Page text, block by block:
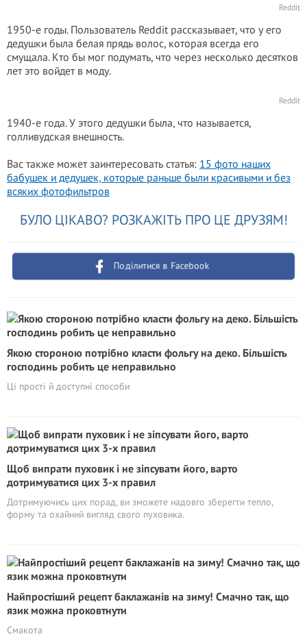
Reddit
1950-е годы. Пользователь Reddit рассказывает, что у его
дедушки была белая прядь волос, которая всегда его
смущала. Кто бы мог подумать, что через несколько десятков
лет это войдет в моду.
Reddit
1940-е года. У этого дедушки была, что называется,
голливудская внешность.
Вас также может заинтересовать статья: 15 фото наших
бабушек и дедушек, которые раньше были красивыми и без
всяких фотофильтров
БУЛО ЦІКАВО? РОЗКАЖІТЬ ПРО ЦЕ ДРУЗЯМ!
Поділитися в Facebook
Якою стороною потрібно класти фольгу на деко. Більшість
господинь робить це неправильно
Ці прості й доступні способи
Щоб випрати пуховик і не зіпсувати його, варто
дотримуватися цих 3-х правил
Дотримуючись цих порад, ви зможете надовго зберегти тепло,
форму та охайний вигляд свого пуховика.
Найпростіший рецепт баклажанів на зиму! Смачно так, що
язик можна проковтнути
Смакота